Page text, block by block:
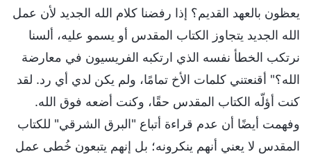
يعظون بالعهد القديم؟ إذا رفضنا كلام الله الجديد لأن عمل
الله الجديد يتجاوز الكتاب المقدس أو يسمو عليه، ألسنا
نرتكب الخطأ نفسه الذي ارتكبه الفريسيون في معارضة
الله؟" أقنعتني كلمات الأخ تمامًا، ولم يكن لدي أي رد. لقد
كنت أؤلّه الكتاب المقدس حقًا، وكنت أضعه فوق الله.
وفهمت أيضًا أن عدم قراءة أتباع "البرق الشرقي" للكتاب
المقدس لا يعني أنهم ينكرونه؛ بل إنهم يتبعون خُطى عمل